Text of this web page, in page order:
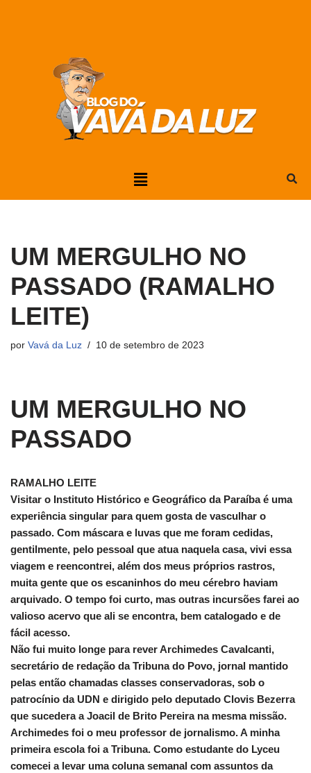
UM MERGULHO NO
PASSADO (RAMALHO
LEITE)
por Vavá da Luz 10 de setembro de 2023
UM MERGULHO NO
PASSADO
RAMALHO LEITE
Visitar o Instituto Histórico e Geográfico da Paraíba é uma
experiência singular para quem gosta de vasculhar o
passado. Com máscara e luvas que me foram cedidas,
gentilmente, pelo pessoal que atua naquela casa, vivi essa
viagem e reencontrei, além dos meus próprios rastros,
muita gente que os escaninhos do meu cérebro haviam
arquivado. O tempo foi curto, mas outras incursões farei ao
valioso acervo que ali se encontra, bem catalogado e de
fácil acesso.
Não fui muito longe para rever Archimedes Cavalcanti,
secretário de redação da Tribuna do Povo, jornal mantido
pelas então chamadas classes conservadoras, sob o
patrocínio da UDN e dirigido pelo deputado Clovis Bezerra
que sucedera a Joacil de Brito Pereira na mesma missão.
Archimedes foi o meu professor de jornalismo. A minha
primeira escola foi a Tribuna. Como estudante do Lyceu
comecei a levar uma coluna semanal com assuntos da